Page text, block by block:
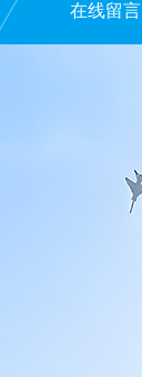
在线留言